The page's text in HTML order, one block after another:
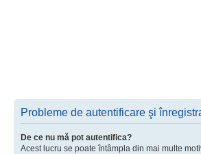
Probleme de autentificare şi
De ce nu mă pot autentifica?
Acest lucru se poate întâmpla din mai multe